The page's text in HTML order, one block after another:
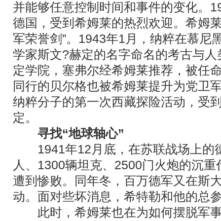
并能够任意控制时间和事件的变化。
德国，受到希姆莱的热烈欢迎。希姆
军荣誉剑”。1943年1月，纳粹在慕尼
学家斯文?赫定的名字命名的考古与
定学院，塞弗尔经希姆莱推荐，被任
同行的贝尔格也被希姆莱提升为党卫
纳粹分子的第一次西藏探险活动，受
定。
寻找“地球轴心”
1941年12月底，在苏联战场上的
人、1300辆坦克、2500门火炮的沉
遭到惨败。同年冬，百万德军又在斯
动。面对些坏消息，希特勒和他的总
此时，希姆莱也在为如何摆脱军事